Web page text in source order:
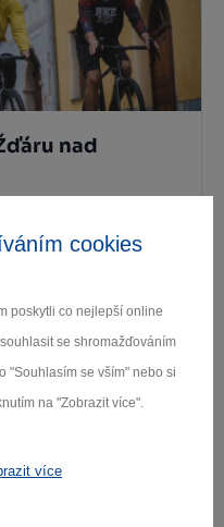
cookies
poskytli co nejlepší online
se shromažďováním
"Souhlasím se vším" nebo si
na "Zobrazit více".
více
nad
do